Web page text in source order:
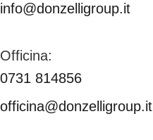
info@donzelligroup.it
Officina:
0731 814856
officina@donzelligroup.it